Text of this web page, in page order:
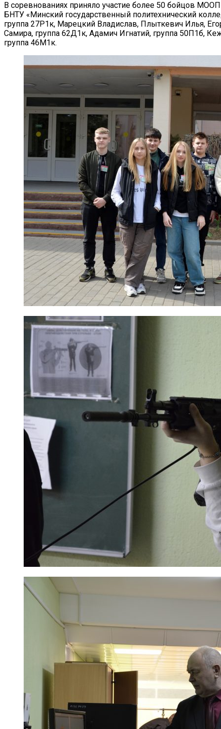
В соревнованиях приняло участие более 50 бойцов
БНТУ «Минский государственный политехнический
группа 27Р1к, Марецкий Владислав, Плыткевич Илья,
Самира, группа 62Д1к, Адамич Игнатий, группа 50П1б,
группа 46М1к.